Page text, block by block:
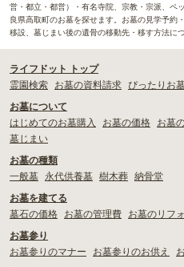
営・都立・都営）・有名寺院、宗教・宗派、ペ
良県高取町のお墓を探せます。お墓の見学予約
移設、墓じまい後の遺骨の移動先・移す方法に
ライフドット トップ
霊園検索
お墓の資料請求 ぴったりお
お墓について
はじめてのお墓購入
お墓の価格 お墓
墓じまい
お墓の種類
一般墓
永代供養墓 樹木葬 納骨堂
お墓を建てる
墓石の価格
お墓の管理費
お墓のリフ
お墓参り
お墓参りのマナー
お墓参りのお供え